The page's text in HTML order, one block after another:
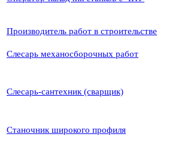
Производитель работ в строительстве
Слесарь механосборочных работ
Слесарь-сантехник (сварщик)
Станочник широкого профиля